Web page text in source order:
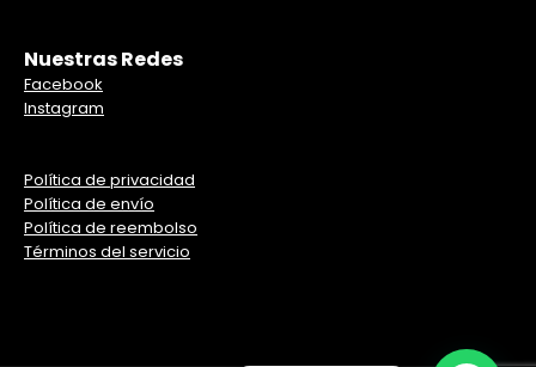
Nuestras Redes
Facebook
Instagram
Política de privacidad
Política de envío
Política de reembolso
Términos del servicio